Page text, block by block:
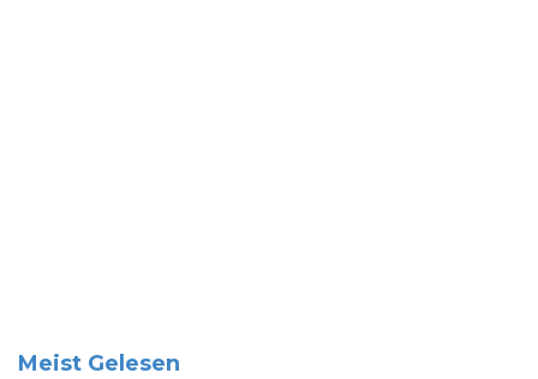
Meist Gelesen